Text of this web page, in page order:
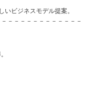
ビジネスモデル提案。
－－－－－－－－－－－－